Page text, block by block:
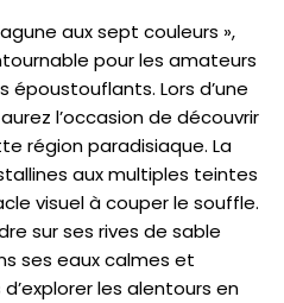
aux sept couleurs »,
pour les amateurs
Lors d’une
l’occasion de découvrir
région paradisiaque. La
aux multiples teintes
visuel à couper le souffle.
sur ses rives de sable
ses eaux calmes et
les alentours en